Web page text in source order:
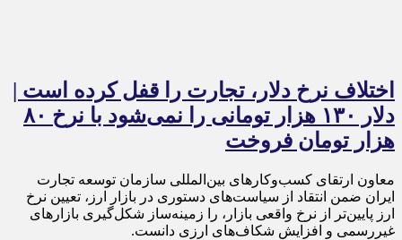
اختلاف نرخ دلار، تجارت را قفل کرده است |
دلار ۱۳۰ هزار تومانی را نمی‌شود با نرخ ۸۰
هزار تومان فروخت
معاون ارتقای کسب‌وکارهای بین‌المللی سازمان توسعه تجارت
ایران ضمن انتقاد از سیاست‌های دستوری در بازار ارز، تعیین نرخ
ارز پایین‌تر از نرخ واقعی بازار، را زمینه‌ساز شکل‌گیری بازارهای
غیررسمی و افزایش شکاف‌های ارزی دانست.